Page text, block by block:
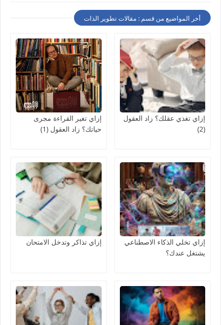
أخر المواضيع من قسم : مقالات تطوير الذات
إزاي تغذي عقلك؟ زاد العقول
(2)
إزاي تغير القراءة مجرى
حياتك؟ زاد العقول (1)
إزاي تخلي الذكاء الاصطناعي
يشتغل عندك؟
إزاي تذاكر وتدخل الامتحان